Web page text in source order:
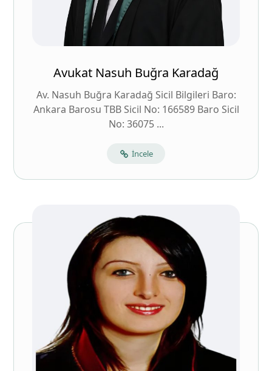
Avukat Nasuh Buğra Karadağ
Av. Nasuh Buğra Karadağ Sicil Bilgileri Baro:
Ankara Barosu TBB Sicil No: 166589 Baro Sicil
No: 36075 ...
İncele